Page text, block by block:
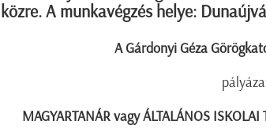
közre. A munkavégzés helye:
A Gárdonyi Géza
MAGYARTANÁR vagy ÁLTALÁNOS